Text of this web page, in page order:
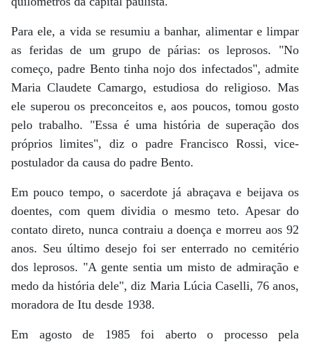
Para ele, a vida se resumiu a banhar, alimentar e limpar
as feridas de um grupo de párias: os leprosos. "No
começo, padre Bento tinha nojo dos infectados", admite
Maria Claudete Camargo, estudiosa do religioso. Mas
ele superou os preconceitos e, aos poucos, tomou gosto
pelo trabalho. "Essa é uma história de superação dos
próprios limites", diz o padre Francisco Rossi, vice-
postulador da causa do padre Bento.
Em pouco tempo, o sacerdote já abraçava e beijava os
doentes, com quem dividia o mesmo teto. Apesar do
contato direto, nunca contraiu a doença e morreu aos 92
anos. Seu último desejo foi ser enterrado no cemitério
dos leprosos. "A gente sentia um misto de admiração e
medo da história dele", diz Maria Lúcia Caselli, 76 anos,
moradora de Itu desde 1938.
Em agosto de 1985 foi aberto o processo pela